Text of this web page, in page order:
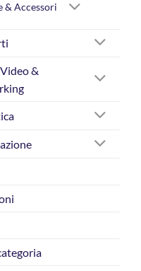
& Accessori
&
AGGIUNGI
DESIDERI
Alimentatore stabilizzato
per amplificatore di antenna